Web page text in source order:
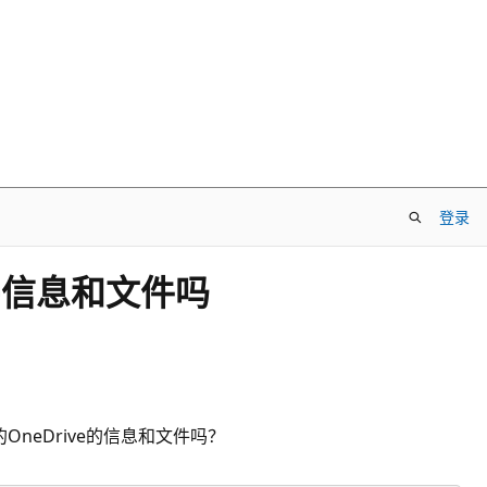
登录
息和文件吗
的信息和文件吗？